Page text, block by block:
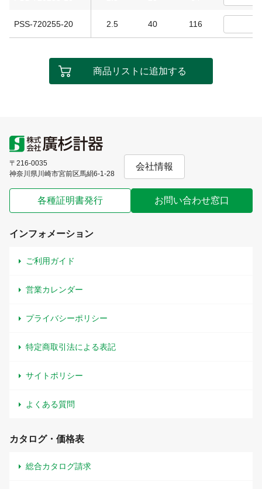
PSS-720255-20 2.5 40 116
商品リストに追加する
〒216-0035
神奈川県川崎市宮前区馬絹6-1-28
会社情報
各種証明書発行 お問い合わせ窓口
インフォメーション
ご利用ガイド
営業カレンダー
プライバシーポリシー
特定商取引法による表記
サイトポリシー
よくある質問
カタログ・価格表
総合カタログ請求